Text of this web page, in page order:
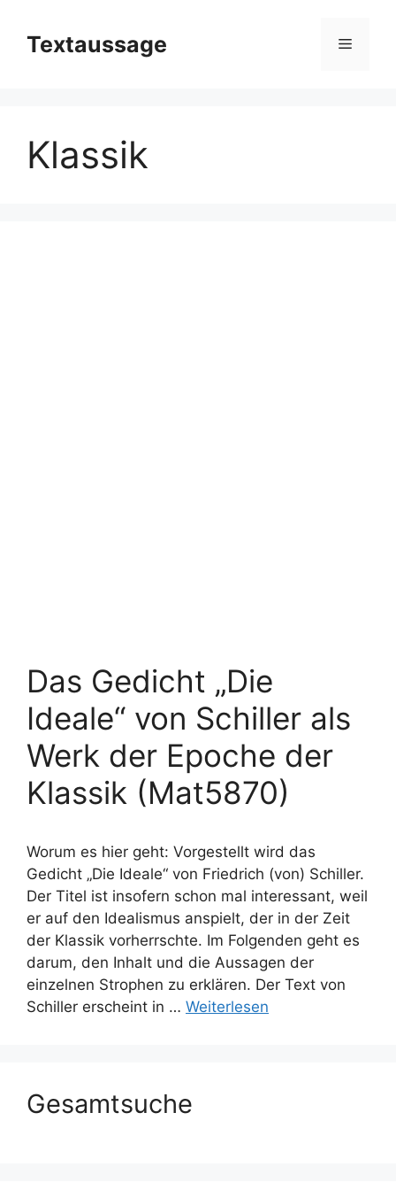
Inhalt
springen
Textaussage Menü
Klassik
Das Gedicht „Die
Ideale“ von Schiller als
Werk der Epoche der
Klassik (Mat5870)
Worum es hier geht: Vorgestellt wird das
Gedicht „Die Ideale“ von Friedrich (von) Schiller.
Der Titel ist insofern schon mal interessant, weil
er auf den Idealismus anspielt, der in der Zeit
der Klassik vorherrschte. Im Folgenden geht es
darum, den Inhalt und die Aussagen der
einzelnen Strophen zu erklären. Der Text von
Schiller erscheint in … Weiterlesen
Gesamtsuche